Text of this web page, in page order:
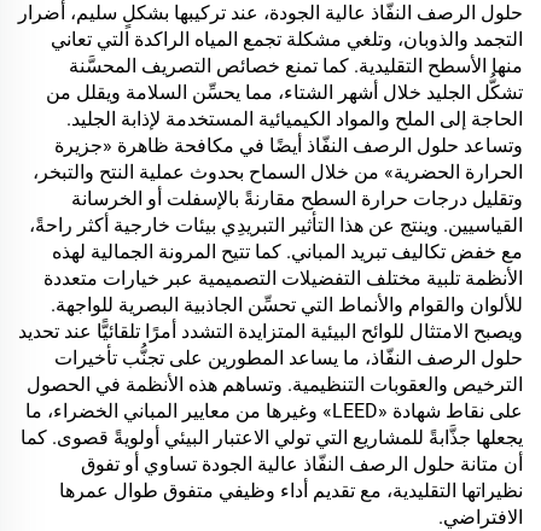
حلول الرصف النفّاذ عالية الجودة، عند تركيبها بشكلٍ سليم، أضرار
التجمد والذوبان، وتلغي مشكلة تجمع المياه الراكدة التي تعاني
منها الأسطح التقليدية. كما تمنع خصائص التصريف المحسَّنة
تشكُّل الجليد خلال أشهر الشتاء، مما يحسِّن السلامة ويقلل من
الحاجة إلى الملح والمواد الكيميائية المستخدمة لإذابة الجليد.
وتساعد حلول الرصف النفّاذ أيضًا في مكافحة ظاهرة «جزيرة
الحرارة الحضرية» من خلال السماح بحدوث عملية النتح والتبخر،
وتقليل درجات حرارة السطح مقارنةً بالإسفلت أو الخرسانة
القياسيين. وينتج عن هذا التأثير التبريدِي بيئات خارجية أكثر راحةً،
مع خفض تكاليف تبريد المباني. كما تتيح المرونة الجمالية لهذه
الأنظمة تلبية مختلف التفضيلات التصميمية عبر خيارات متعددة
للألوان والقوام والأنماط التي تحسِّن الجاذبية البصرية للواجهة.
ويصبح الامتثال للوائح البيئية المتزايدة التشدد أمرًا تلقائيًّا عند تحديد
حلول الرصف النفّاذ، ما يساعد المطورين على تجنُّب تأخيرات
الترخيص والعقوبات التنظيمية. وتساهم هذه الأنظمة في الحصول
على نقاط شهادة «LEED» وغيرها من معايير المباني الخضراء، ما
يجعلها جذَّابةً للمشاريع التي تولي الاعتبار البيئي أولويةً قصوى. كما
أن متانة حلول الرصف النفّاذ عالية الجودة تساوي أو تفوق
نظيراتها التقليدية، مع تقديم أداء وظيفي متفوق طوال عمرها
الافتراضي.